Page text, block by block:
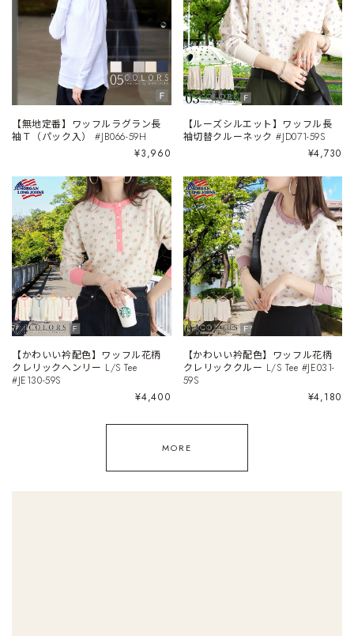
【無地定番】ワッフルラグラン長
袖Ｔ（パック入） #JB066-59H
¥3,960
【ルーズシルエット】ワッフル長
袖切替クルーネック #JD071-59S
¥4,730
【かわいい衿配色】ワッフル花柄
クレリックヘンリー L/S Tee
#JE130-59S
¥4,400
【かわいい衿配色】ワッフル花柄
クレリッククルー L/S Tee #JE031-
59S
¥4,180
MORE